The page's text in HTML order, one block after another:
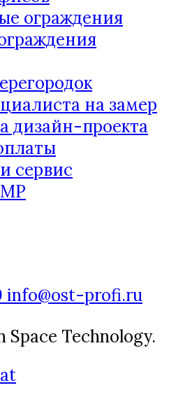
ограждения
на замер
дизайн-проекта
сервис
info@ost-profi.ru
Technology.